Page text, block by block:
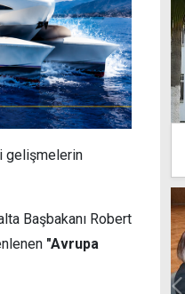
gelişmelerin
Başbakanı Robert
"Avrupa